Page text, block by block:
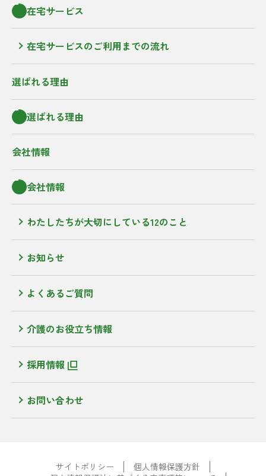
在宅サービス
在宅サービスのご利用までの流れ
選ばれる理由
選ばれる理由
会社情報
会社情報
わたしたちが大切にしている12のこと
お知らせ
よくあるご質問
介護のお役立ち情報
採用情報
お問い合わせ
サイトポリシー
個人情報保護方針